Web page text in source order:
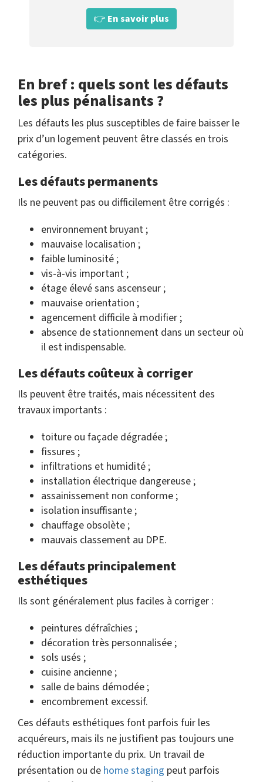
👉 En savoir plus
En bref : quels sont les défauts
les plus pénalisants ?
Les défauts les plus susceptibles de faire baisser le
prix d’un logement peuvent être classés en trois
catégories.
Les défauts permanents
Ils ne peuvent pas ou difficilement être corrigés :
environnement bruyant ;
mauvaise localisation ;
faible luminosité ;
vis-à-vis important ;
étage élevé sans ascenseur ;
mauvaise orientation ;
agencement difficile à modifier ;
absence de stationnement dans un secteur où
il est indispensable.
Les défauts coûteux à corriger
Ils peuvent être traités, mais nécessitent des
travaux importants :
toiture ou façade dégradée ;
fissures ;
infiltrations et humidité ;
installation électrique dangereuse ;
assainissement non conforme ;
isolation insuffisante ;
chauffage obsolète ;
mauvais classement au DPE.
Les défauts principalement
esthétiques
Ils sont généralement plus faciles à corriger :
peintures défraîchies ;
décoration très personnalisée ;
sols usés ;
cuisine ancienne ;
salle de bains démodée ;
encombrement excessif.
Ces défauts esthétiques font parfois fuir les
acquéreurs, mais ils ne justifient pas toujours une
réduction importante du prix. Un travail de
présentation ou de home staging peut parfois